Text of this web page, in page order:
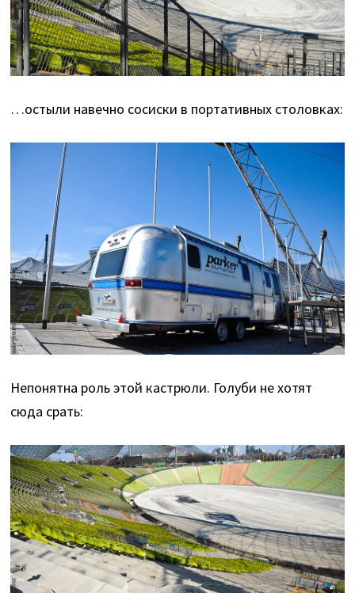
…остыли навечно сосиски в портативных столовках:
Непонятна роль этой кастрюли. Голуби не хотят
сюда срать: